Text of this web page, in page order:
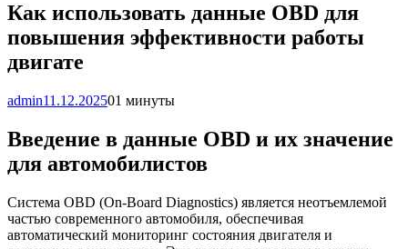
Как использовать данные OBD для
повышения эффективности работы
двигате
admin11.12.202501 минуты
Введение в данные OBD и их значение
для автомобилистов
Система OBD (On-Board Diagnostics) является неотъемлемой
частью современного автомобиля, обеспечивая
автоматический мониторинг состояния двигателя и